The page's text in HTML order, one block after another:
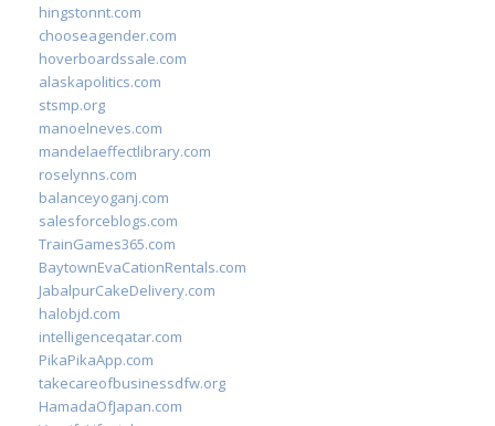
hingstonnt.com
chooseagender.com
hoverboardssale.com
alaskapolitics.com
stsmp.org
manoelneves.com
mandelaeffectlibrary.com
roselynns.com
balanceyoganj.com
salesforceblogs.com
TrainGames365.com
BaytownEvaCationRentals.com
JabalpurCakeDelivery.com
halobjd.com
intelligenceqatar.com
PikaPikaApp.com
takecareofbusinessdfw.org
HamadaOfJapan.com